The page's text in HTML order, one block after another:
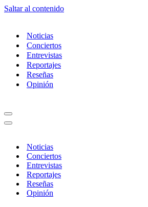
Saltar al contenido
Noticias
Conciertos
Entrevistas
Reportajes
Reseñas
Opinión
Menú
de
Menú
Noticias
Conciertos
Entrevistas
Reportajes
Reseñas
Opinión